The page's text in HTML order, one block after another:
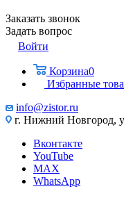
Заказать звонок
Задать вопрос
Войти
Корзина0
Избранные
info@zistor.ru
г. Нижний Новгород,
Вконтакте
YouTube
MAX
WhatsApp